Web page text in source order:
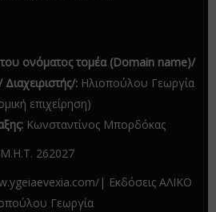
του ονόματος τομέα (Domain name)/
:Ηλιοπούλου Γεωργία
επιχείρηση)
Κωνσταντίνος Μπορδόκας
Μ.Η.Τ. 262027
| Εκδόσεις ΑΛΙΚΟ
Γεωργία